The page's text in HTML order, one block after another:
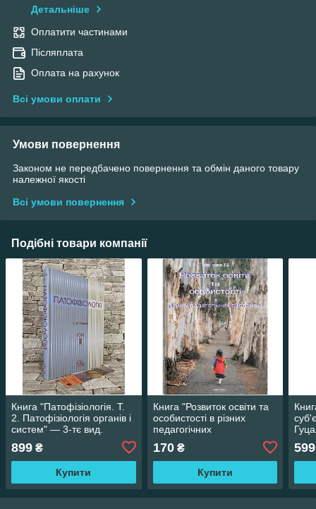
Детальніше
Оплатити частинами
Післяплата
Оплата на рахунок
Всі умови оплати
Умови повернення
Законом не передбачено повернення та обмін даного товару
належної якості
Всі умови повернення
Подібні товари компанії
Книга "Патофізіологія. Т.
2. Патофізіологія органів і
систем" — 3-тє вид.
899 ₴
Купити
Книга "Розвиток освіти та
особистості в різних
педагогічних
Розвиток освіти
170₴
Купити
599